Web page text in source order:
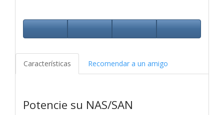
Características Recomendar a un amigo
Potencie su NAS/SAN